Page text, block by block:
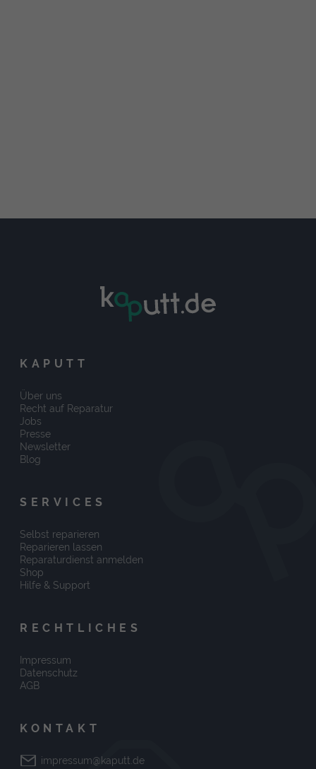
KAPUTT
Über uns
Recht auf Reparatur
Jobs
Presse
Newsletter
Blog
SERVICES
Selbst reparieren
Reparieren lassen
Reparaturdienst anmelden
Shop
Hilfe & Support
RECHTLICHES
Impressum
Datenschutz
AGB
KONTAKT
impressum@kaputt.de